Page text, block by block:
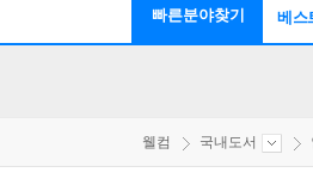
빠른분야찾기 베스
웰컴 국내도서